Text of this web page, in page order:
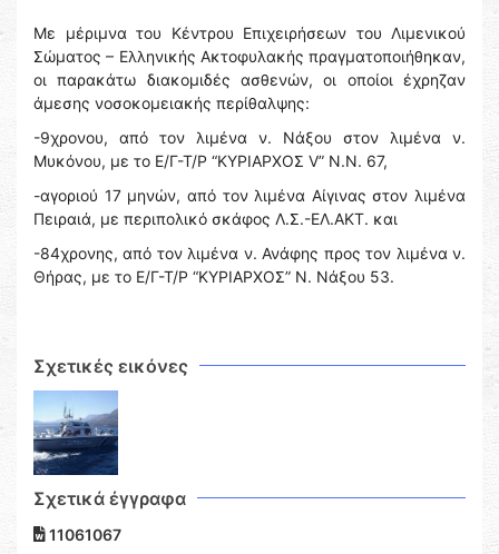
Με μέριμνα του Κέντρου Επιχειρήσεων του Λιμενικού
Σώματος – Ελληνικής Ακτοφυλακής πραγματοποιήθηκαν,
οι παρακάτω διακομιδές ασθενών, οι οποίοι έχρηζαν
άμεσης νοσοκομειακής περίθαλψης:
-9χρονου, από τον λιμένα ν. Νάξου στον λιμένα ν.
Μυκόνου, με το Ε/Γ-Τ/Ρ “ΚΥΡΙΑΡΧΟΣ V” Ν.Ν. 67,
-αγοριού 17 μηνών, από τον λιμένα Αίγινας στον λιμένα
Πειραιά, με περιπολικό σκάφος Λ.Σ.-ΕΛ.ΑΚΤ. και
-84χρονης, από τον λιμένα ν. Ανάφης προς τον λιμένα ν.
Θήρας, με το Ε/Γ-Τ/Ρ “ΚΥΡΙΑΡΧΟΣ” Ν. Νάξου 53.
Σχετικές εικόνες
Σχετικά έγγραφα
11061067